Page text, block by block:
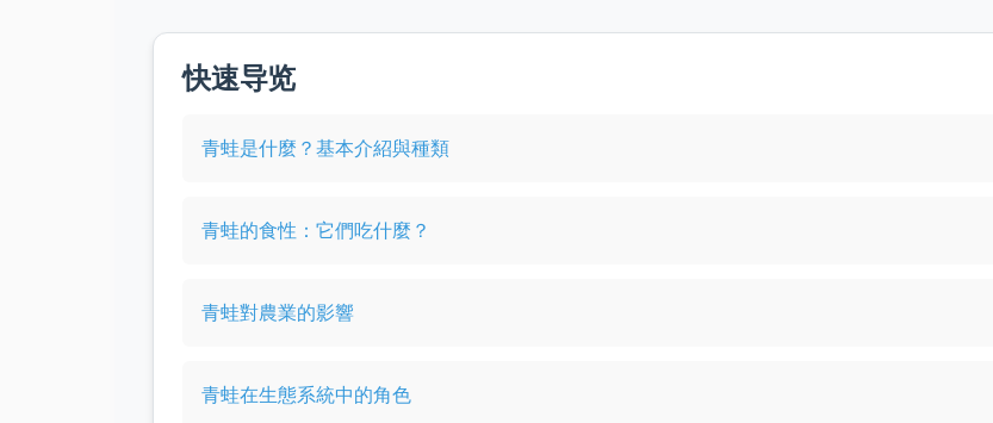
快速导览
青蛙是什麼？基本介紹與種類
青蛙的食性：它們吃什麼？
青蛙對農業的影響
青蛙在生態系統中的角色